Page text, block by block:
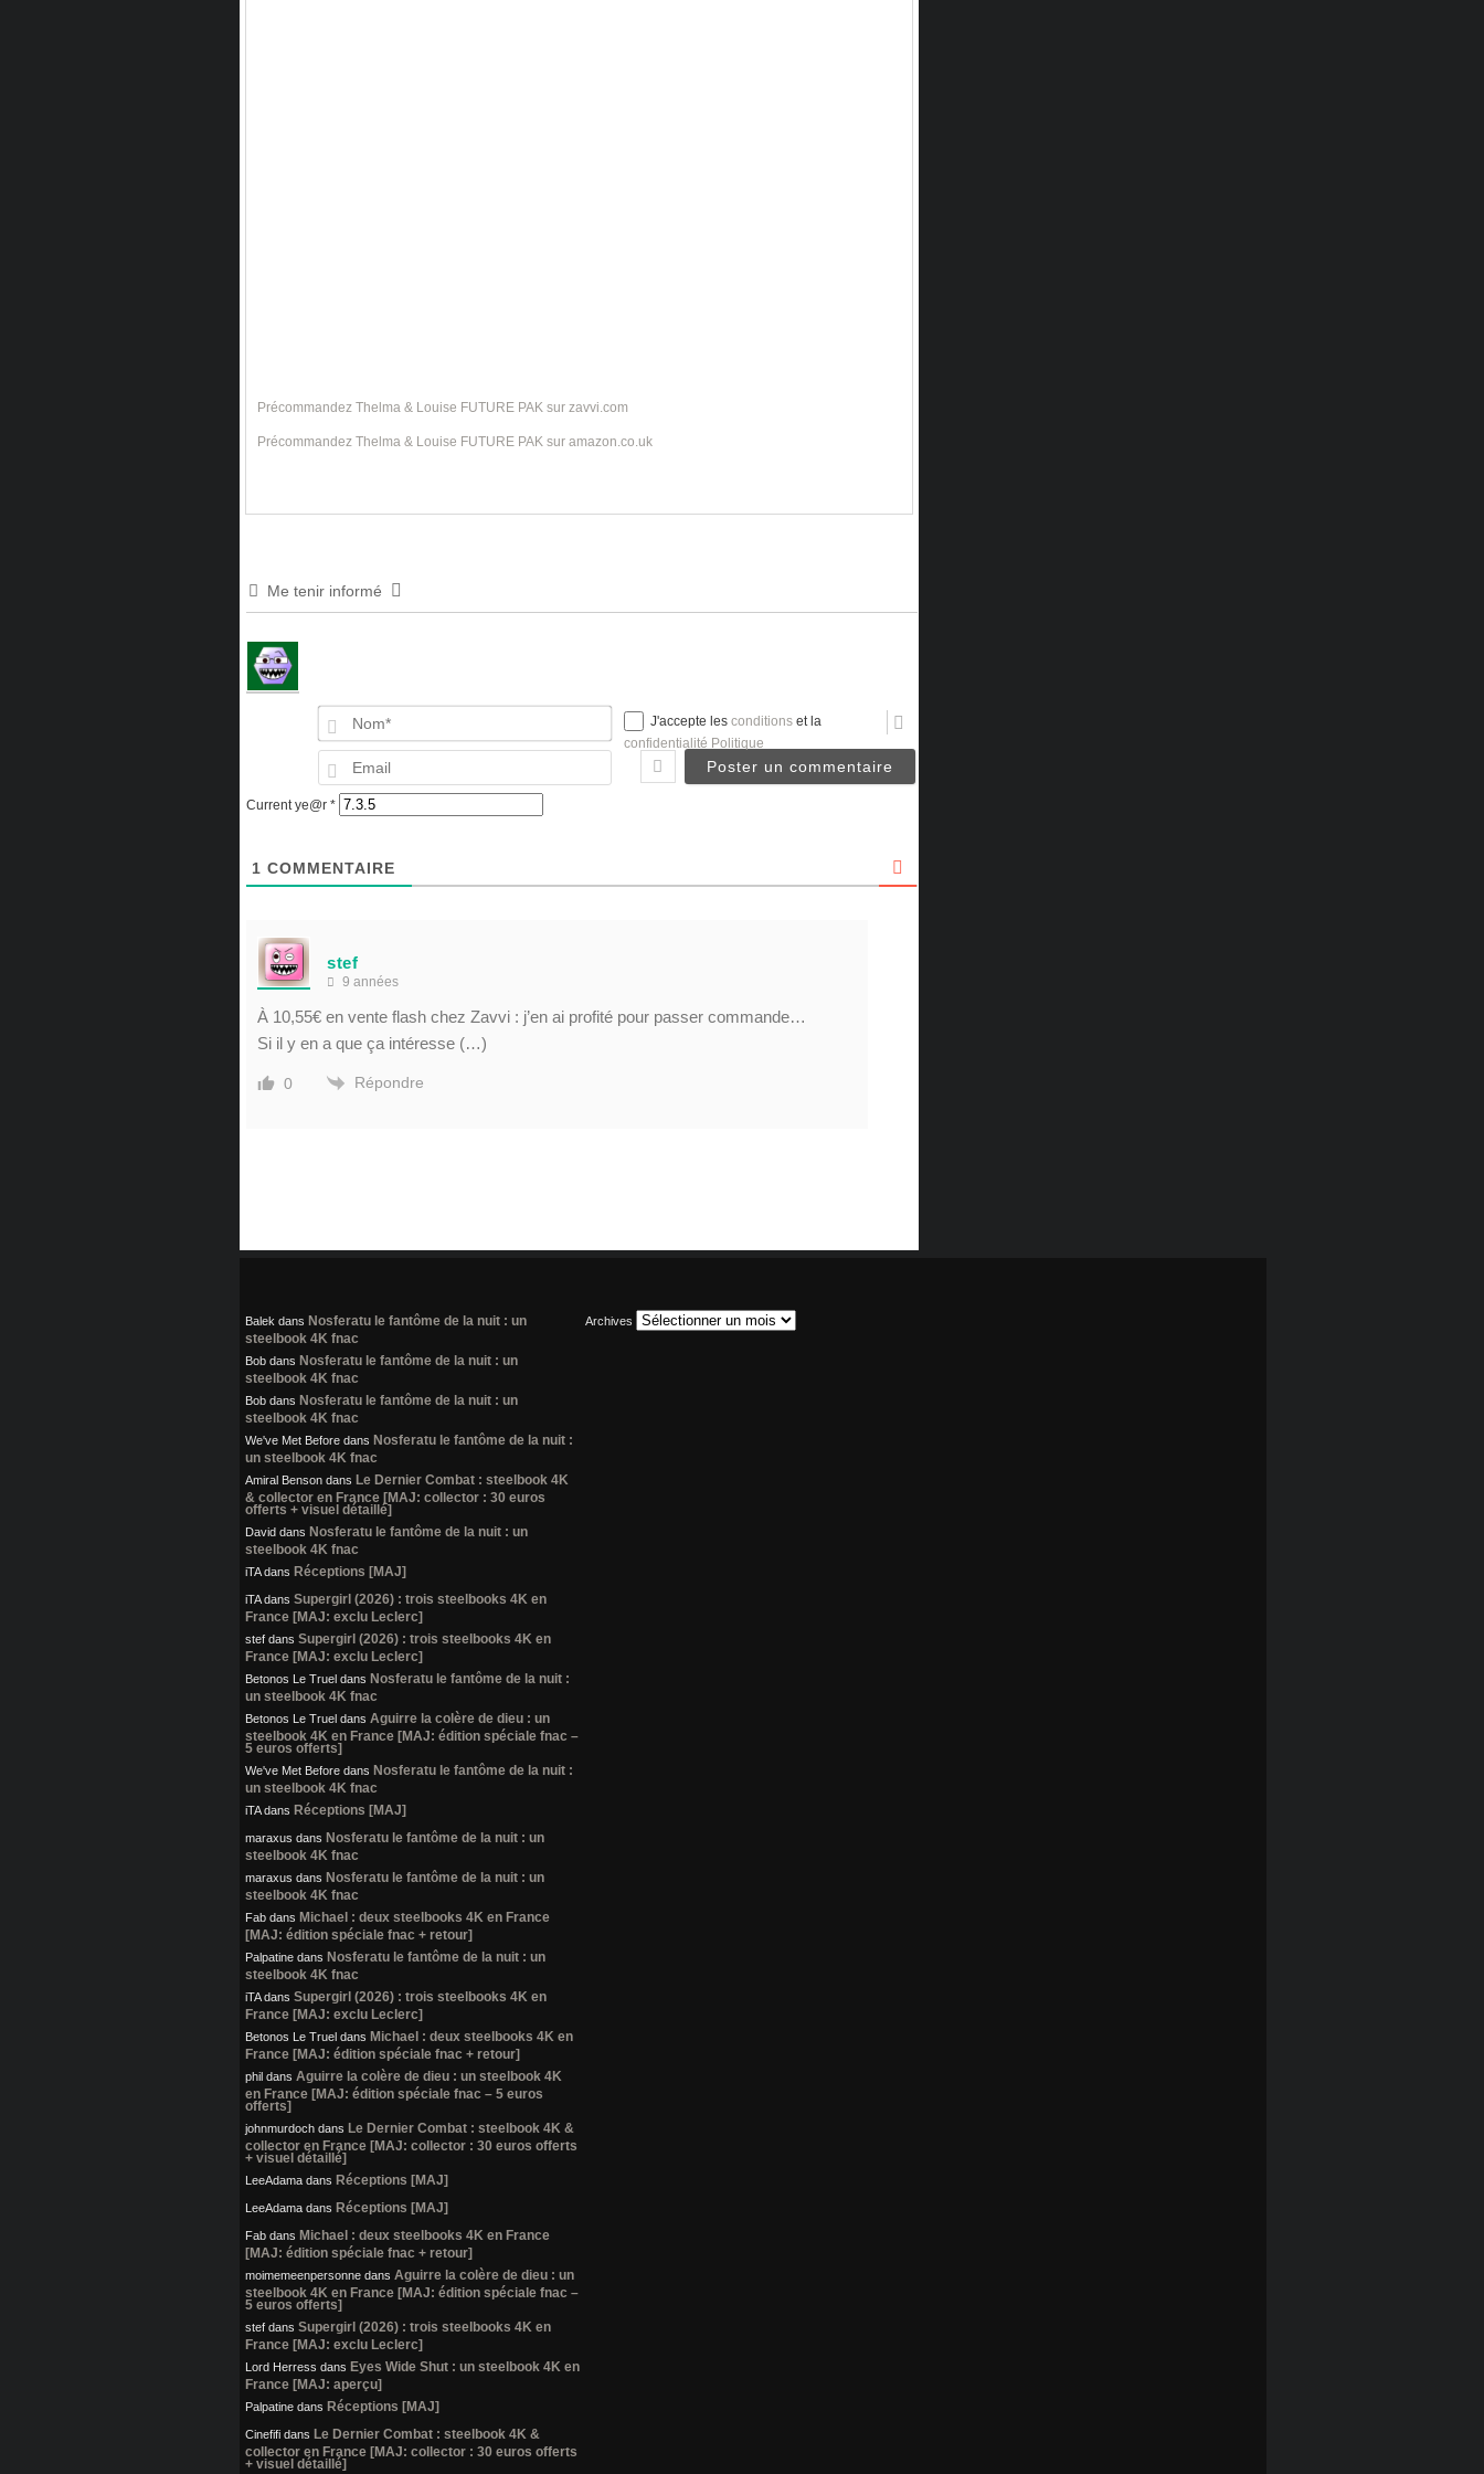
Précommandez Thelma & Louise FUTURE PAK sur zavvi.com
Précommandez Thelma & Louise FUTURE PAK sur amazon.co.uk
Me tenir informé
Nom*
J'accepte les conditions et la
confidentialité Politique
Current ye@r *
1 COMMENTAIRE
stef
9 années
À 10,55€ en vente flash chez Zavvi : j’en ai profité pour passer commande…
Si il y en a que ça intéresse (…)
0 Répondre
Balek dans Nosferatu le fantôme de la nuit : un
steelbook 4K fnac
Bob dans Nosferatu le fantôme de la nuit : un
steelbook 4K fnac
Bob dans Nosferatu le fantôme de la nuit : un
steelbook 4K fnac
We've Met Before dans Nosferatu le fantôme de la nuit :
un steelbook 4K fnac
Amiral Benson dans Le Dernier Combat : steelbook 4K
& collector en France [MAJ: collector : 30 euros
offerts + visuel détaillé]
David dans Nosferatu le fantôme de la nuit : un
steelbook 4K fnac
iTAdans Réceptions [MAJ]
iTAdans Supergirl (2026) : trois steelbooks 4K en
France [MAJ: exclu Leclerc]
stef dans Supergirl (2026) : trois steelbooks 4K en
France [MAJ: exclu Leclerc]
Betonos Le Truel dans Nosferatu le fantôme de la nuit :
un steelbook 4K fnac
Betonos Le Truel dans Aguirre la colère de dieu : un
steelbook 4K en France [MAJ: édition spéciale fnac –
5 euros offerts]
We've Met Before dans Nosferatu le fantôme de la nuit :
un steelbook 4K fnac
iTAdans Réceptions [MAJ]
maraxus dans Nosferatu le fantôme de la nuit : un
steelbook 4K fnac
maraxus dans Nosferatu le fantôme de la nuit : un
steelbook 4K fnac
Fab dans Michael : deux steelbooks 4K en France
[MAJ: édition spéciale fnac + retour]
Palpatine dans Nosferatu le fantôme de la nuit : un
steelbook 4K fnac
iTAdans Supergirl (2026) : trois steelbooks 4K en
France [MAJ: exclu Leclerc]
Betonos Le Truel dans Michael : deux steelbooks 4K en
France [MAJ: édition spéciale fnac + retour]
phil dans Aguirre la colère de dieu : un steelbook 4K
en France [MAJ: édition spéciale fnac – 5 euros
offerts]
johnmurdoch dans Le Dernier Combat : steelbook 4K &
collector en France [MAJ: collector : 30 euros offerts
+ visuel détaillé]
LeeAdama dans Réceptions [MAJ]
LeeAdama dans Réceptions [MAJ]
Fab dans Michael : deux steelbooks 4K en France
[MAJ: édition spéciale fnac + retour]
moimemeenpersonne dans Aguirre la colère de dieu : un
steelbook 4K en France [MAJ: édition spéciale fnac –
5 euros offerts]
stef dans Supergirl (2026) : trois steelbooks 4K en
France [MAJ: exclu Leclerc]
Lord Herress dans Eyes Wide Shut : un steelbook 4K en
France [MAJ: aperçu]
Palpatine dans Réceptions [MAJ]
Cinefifi dans Le Dernier Combat : steelbook 4K &
collector en France [MAJ: collector : 30 euros offerts
+ visuel détaillé]
Archives